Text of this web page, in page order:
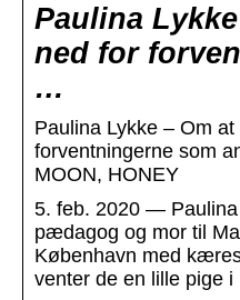
Paulina
ned for
…
Paulina Lykke – Om
forventningerne som
MOON, HONEY
5. feb. 2020 —
pædagog og mor til
København med
venter de en lille pige